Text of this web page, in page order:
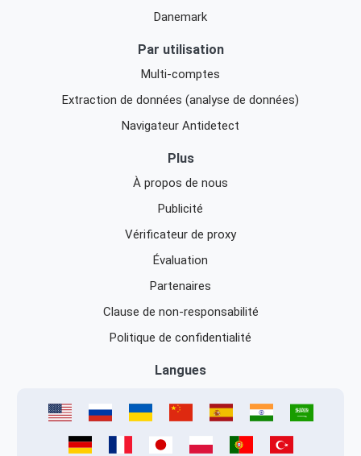
Danemark
Par utilisation
Multi-comptes
Extraction de données (analyse de données)
Navigateur Antidetect
Plus
À propos de nous
Publicité
Vérificateur de proxy
Évaluation
Partenaires
Clause de non-responsabilité
Politique de confidentialité
Langues